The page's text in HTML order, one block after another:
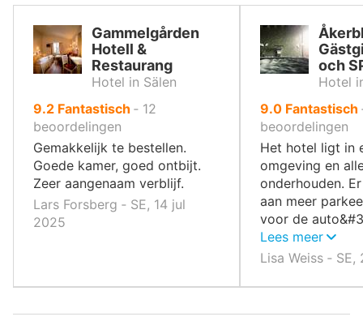
Gammelgården
Hotell &
Restaurang
Hotel in Sälen
9.2uit
10
,
Fantastisch ‐ 12
beoordelingen
Gemakkelijk te bestellen.
Goede kamer, goed ontbijt.
Zeer aangenaam verblijf.
Lars Forsberg ‐ SE, 14 jul
2025
och
Hotel
9.0uit
10
Fantastisch
beoordelingen
Het hotel ligt in
omgeving en
onderhouden.
aan meer
voor de
gasten.
Lees meer
Lisa Weiss ‐